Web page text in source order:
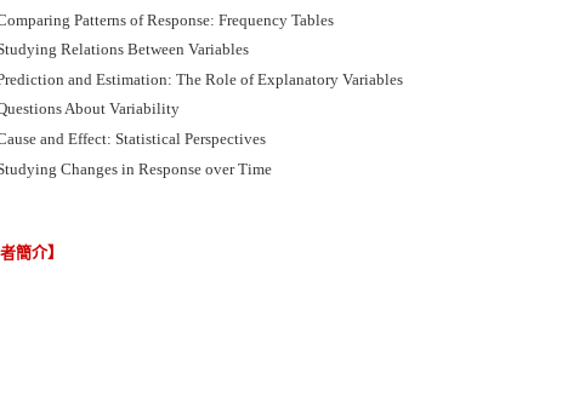
Patterns of Response: Frequency Tables
Relations Between Variables
and Estimation: The Role of Explanatory Variables
About Variability
and Effect: Statistical Perspectives
Changes in Response over Time
簡介】